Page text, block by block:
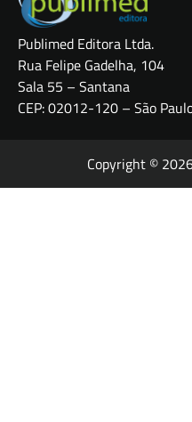
Publimed Editora Ltda.
Rua Felipe Gadelha, 104
Sala 55 – Santana
CEP: 02012-120 – São
Copyright ©